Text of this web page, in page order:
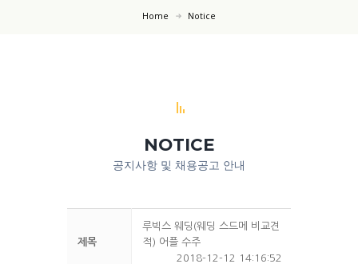
Home Notice
NOTICE
공지사항 및 채용공고 안내
제목
루빅스 웨딩(웨딩 스드메 비교견
적) 어플 수주
2018-12-12 14:16:52